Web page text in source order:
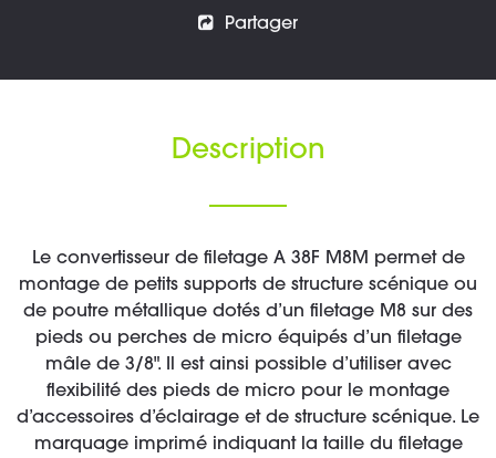
Partager
Description
Le convertisseur de filetage A 38F M8M permet de
montage de petits supports de structure scénique ou
de poutre métallique dotés d’un filetage M8 sur des
pieds ou perches de micro équipés d’un filetage
mâle de 3/8". Il est ainsi possible d’utiliser avec
flexibilité des pieds de micro pour le montage
d’accessoires d’éclairage et de structure scénique. Le
marquage imprimé indiquant la taille du filetage